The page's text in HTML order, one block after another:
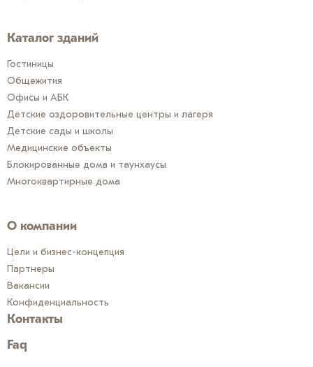
Каталог зданий
Гостиницы
Общежития
Офисы и АБК
Детские оздоровительные центры и лагеря
Детские сады и школы
Медицинские объекты
Блокированные дома и таунхаусы
Многоквартирные дома
О компании
Цели и бизнес-концепция
Партнеры
Вакансии
Конфиденциальность
Контакты
Faq